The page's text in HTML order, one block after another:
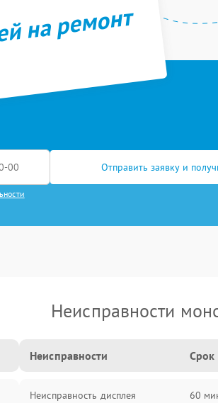
на ремонт
Отправить заявку и
Неисправности
Неисправности Срок
Неисправность дисплея 60